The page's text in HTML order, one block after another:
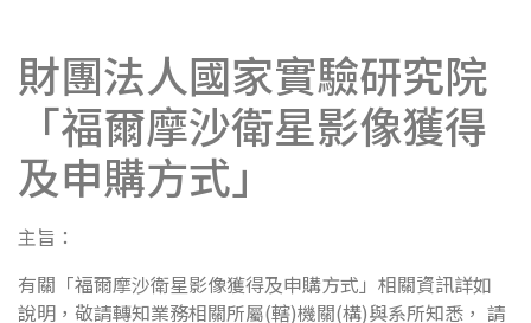
財團法人國家實驗研究院
「福爾摩沙衛星影像獲得
及申購方式」
主旨：
有關「福爾摩沙衛星影像獲得及申購方式」相關資訊詳如
說明，敬請轉知業務相關所屬(轄)機關(構)與系所知悉， 請